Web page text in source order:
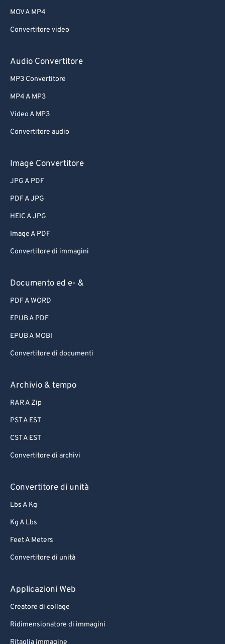
MOV A MP4
Convertitore video
Audio Convertitore
MP3 Convertitore
MP4 A MP3
Video A MP3
Convertitore audio
Image Convertitore
JPG A PDF
PDF A JPG
HEIC A JPG
Image A PDF
Convertitore di immagini
Documento ed e- &
PDF A WORD
EPUB A PDF
EPUB A MOBI
Convertitore di documenti
Archivio & tempo
RAR A Zip
PST A EST
CST A EST
Convertitore di archivi
Convertitore di unità
Lbs A Kg
Kg A Lbs
Feet A Meters
Convertitore di unità
Applicazioni Web
Creatore di collage
Ridimensionatore di immagini
Ritaglia immagine